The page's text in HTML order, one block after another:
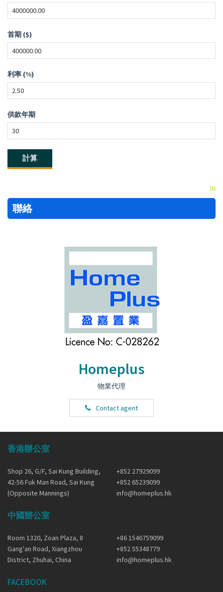
首期 ($)
利率 (%)
供款年期
聯絡
Homeplus
物業代理
Contact agent
香港辦公室
Shop 26, G/F, Sai Kung Building,
42-56 Fuk Man Road, Sai Kung
(Opposite Mannings)
+852 27929099
+852 65239099
info@homeplus.hk
中國辦公室
Room 1320, Zoan Plaza, 8
Gang'an Road, Xiangzhou
District, Zhuhai, China
+86 1546759099
+852 55348779
info@homeplus.hk
FACEBOOK